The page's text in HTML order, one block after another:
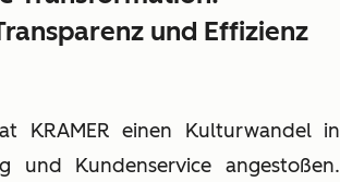
und Effizienz
KRAMER einen Kulturwandel in
und Kundenservice angestoßen.